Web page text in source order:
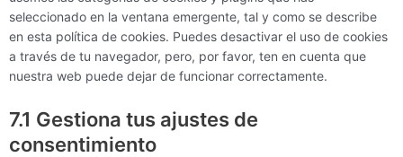
seleccionado en la ventana emergente, tal y como se describe
en esta política de cookies. Puedes desactivar el uso de cookies
a través de tu navegador, pero, por favor, ten en cuenta que
nuestra web puede dejar de funcionar correctamente.
7.1 Gestiona tus ajustes de
consentimiento